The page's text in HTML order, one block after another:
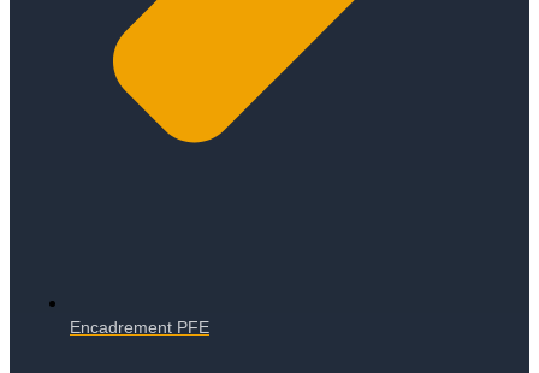
Encadrement PFE